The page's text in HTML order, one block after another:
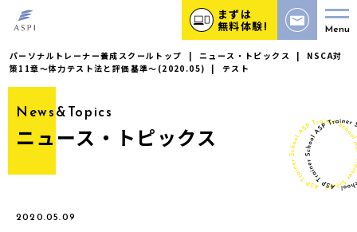
まずは
無料体験! Menu
パーソナルトレーナー養成スクールトップ | ニュース・トピックス |
NSCA対
策11章〜体力テスト法と評価基準〜(2020.05)
| テスト
News&Topics
ニュース・トピックス
2020.05.09